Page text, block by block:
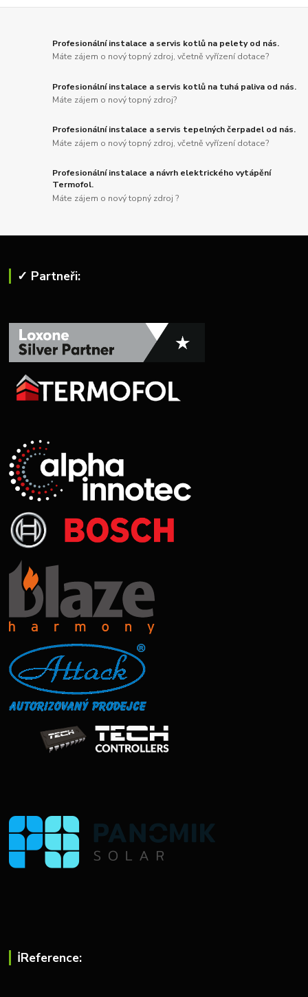
Profesionální instalace a servis kotlů na pelety od nás.
Máte zájem o nový topný zdroj, včetně vyřízení dotace?
Profesionální instalace a servis kotlů na tuhá paliva od nás.
Máte zájem o nový topný zdroj?
Profesionální instalace a servis tepelných čerpadel od nás.
Máte zájem o nový topný zdroj, včetně vyřízení dotace?
Profesionální instalace a návrh elektrického vytápění
Termofol.
Máte zájem o nový topný zdroj ?
✓ Partneři:
ℹ︎Reference: